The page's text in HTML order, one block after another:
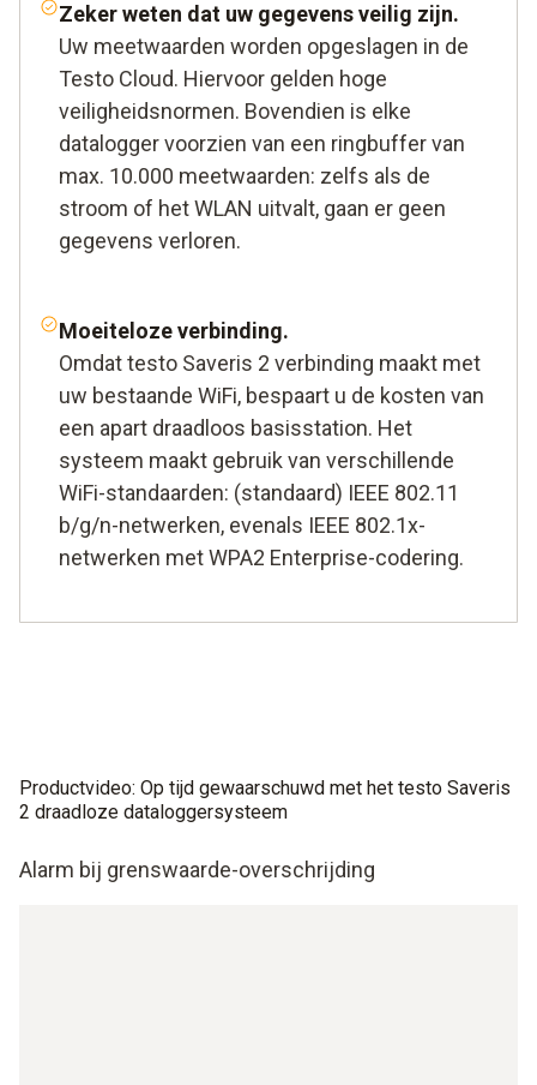
Zeker weten dat uw gegevens veilig zijn.
Uw meetwaarden worden opgeslagen in de
Testo Cloud. Hiervoor gelden hoge
veiligheidsnormen. Bovendien is elke
datalogger voorzien van een ringbuffer van
max. 10.000 meetwaarden: zelfs als de
stroom of het WLAN uitvalt, gaan er geen
gegevens verloren.
Moeiteloze verbinding.
Omdat testo Saveris 2 verbinding maakt met
uw bestaande WiFi, bespaart u de kosten van
een apart draadloos basisstation. Het
systeem maakt gebruik van verschillende
WiFi-standaarden: (standaard) IEEE 802.11
b/g/n-netwerken, evenals IEEE 802.1x-
netwerken met WPA2 Enterprise-codering.
Productvideo: Op tijd gewaarschuwd met het testo Saveris
2 draadloze dataloggersysteem
Alarm bij grenswaarde-overschrijding